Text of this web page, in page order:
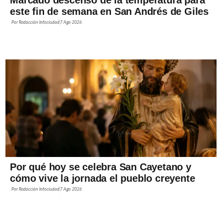
este fin de semana en San Andrés de Giles
PorRedacción Infociudad 7 Ago 2026
Por qué hoy se celebra San Cayetano y
cómo vive la jornada el pueblo creyente
PorRedacción Infociudad 7 Ago 2026